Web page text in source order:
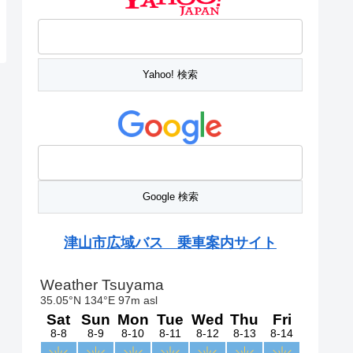
津山市広域バス 乗車案内サイト